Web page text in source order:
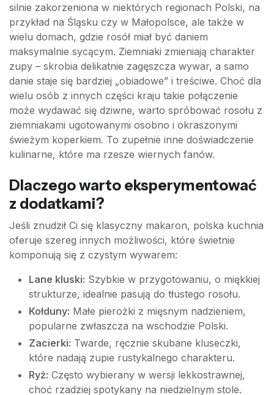
silnie zakorzeniona w niektórych regionach Polski, na
przykład na Śląsku czy w Małopolsce, ale także w
wielu domach, gdzie rosół miał być daniem
maksymalnie sycącym. Ziemniaki zmieniają charakter
zupy – skrobia delikatnie zagęszcza wywar, a samo
danie staje się bardziej „obiadowe” i treściwe. Choć dla
wielu osób z innych części kraju takie połączenie
może wydawać się dziwne, warto spróbować rosołu z
ziemniakami ugotowanymi osobno i okraszonymi
świeżym koperkiem. To zupełnie inne doświadczenie
kulinarne, które ma rzesze wiernych fanów.
Dlaczego warto eksperymentować
z dodatkami?
Jeśli znudził Ci się klasyczny makaron, polska kuchnia
oferuje szereg innych możliwości, które świetnie
komponują się z czystym wywarem:
Lane kluski: Szybkie w przygotowaniu, o miękkiej
strukturze, idealnie pasują do tłustego rosołu.
Kołduny: Małe pierożki z mięsnym nadzieniem,
popularne zwłaszcza na wschodzie Polski.
Zacierki: Twarde, ręcznie skubane kluseczki,
które nadają zupie rustykalnego charakteru.
Ryż: Często wybierany w wersji lekkostrawnej,
choć rzadziej spotykany na niedzielnym stole.